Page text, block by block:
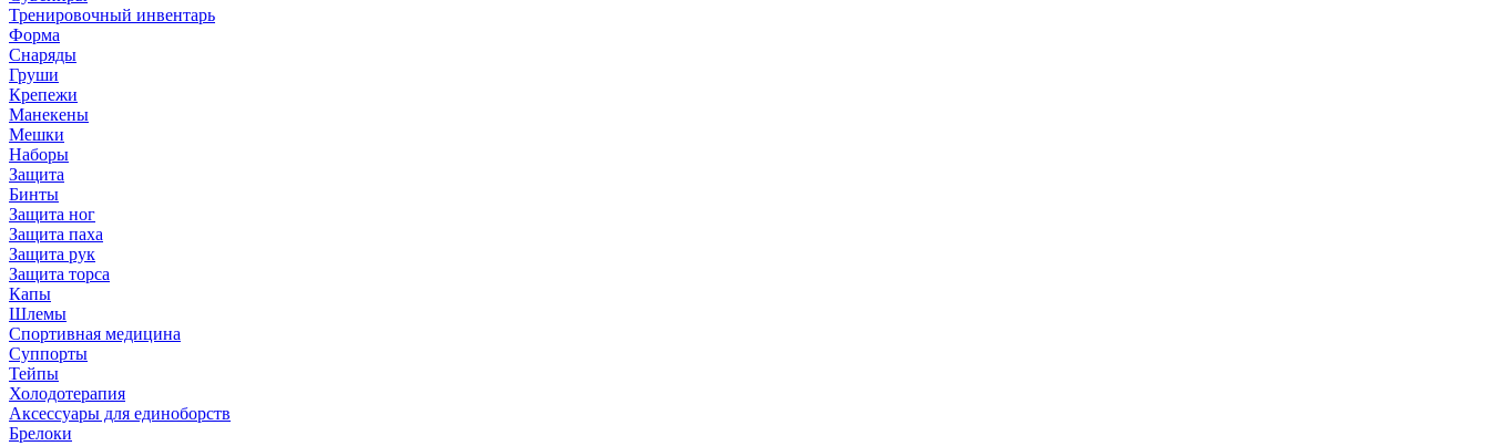
Тренировочный инвентарь
Форма
Снаряды
Груши
Крепежи
Манекены
Мешки
Наборы
Защита
Бинты
Защита ног
Защита паха
Защита рук
Защита торса
Капы
Шлемы
Спортивная медицина
Суппорты
Тейпы
Холодотерапия
Аксессуары для единоборств
Брелоки